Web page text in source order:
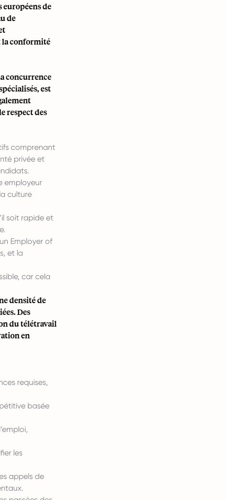
de
de
la conformité
concurrence
est
respect des
comprenant
privée et
employeur
culture
soit rapide et
Employer of
et la
car cela
densité de
Des
du télétravail
en
requises,
basée
les
appels de